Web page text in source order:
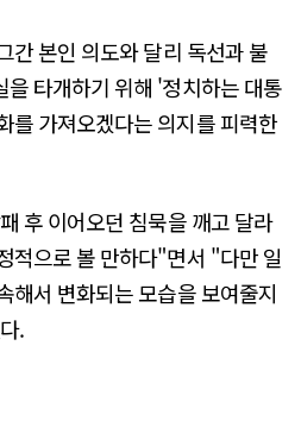
간 본인 의도와 달리 독선과 불
을 타개하기 위해 '정치하는 대통
를 가져오겠다는 의지를 피력한
후 이어오던 침묵을 깨고 달라
적으로 볼 만하다"면서 "다만 일
해서 변화되는 모습을 보여줄지
.